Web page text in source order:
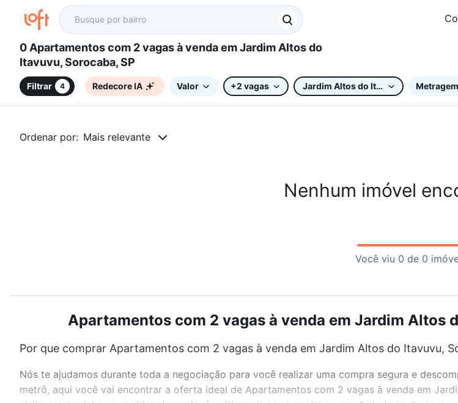
0 Apartamentos com 2 vagas à venda em Jardim Altos do
Itavuvu, Sorocaba, SP
Filtrar 4 Redecore IA Valor +2 vagas Jardim Altos do Itavuvu Metragem
Ordenar por: Mais relevante
Nenhum imóvel
Você viu 0 de 0
Apartamentos com 2 vagas à venda em Jardim Altos
Por que comprar Apartamentos com 2 vagas à venda em Jardim Altos do Itavuvu,
Nós te ajudamos durante toda a negociação para você realizar uma compra segura e
metrô, aqui você vai encontrar a oferta ideal de Apartamentos com 2 vagas à venda em